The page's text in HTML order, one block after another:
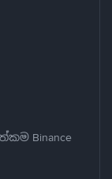
Binance